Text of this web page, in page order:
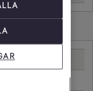
25,00 kr/min